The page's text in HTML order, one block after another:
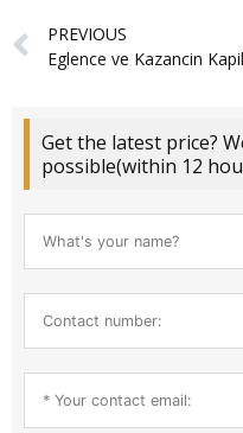
Prev
PREVIOUS
Get the latest price?
possible(within 12